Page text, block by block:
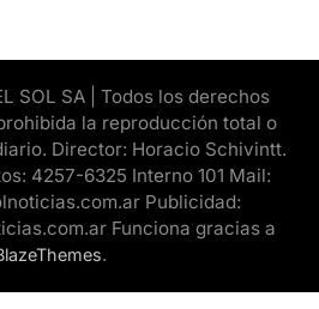
SOL SA | Todos los derechos
la reproducción total o
Director: Horacio Schivintt.
4257-6325 Interno 101 Mail:
Publicidad:
Funciona gracias a
.